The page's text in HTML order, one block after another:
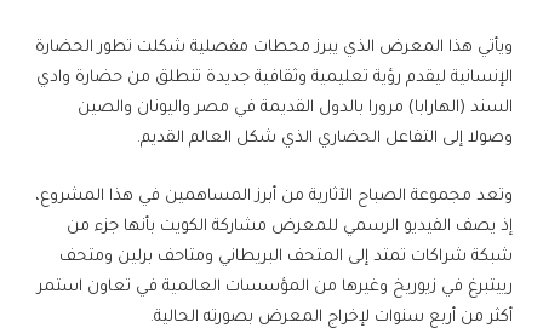
ويأتي هذا المعرض الذي يبرز محطات مفصلية شكلت تطور الحضارة
الإنسانية ليقدم رؤية تعليمية وثقافية جديدة تنطلق من حضارة وادي
السند (الهارابا) مرورا بالدول القديمة في مصر واليونان والصين
وصولا إلى التفاعل الحضاري الذي شكل العالم القديم.
وتعد مجموعة الصباح الآثارية من أبرز المساهمين في هذا المشروع،
إذ يصف الفيديو الرسمي للمعرض مشاركة الكويت بأنها جزء من
شبكة شراكات تمتد إلى المتحف البريطاني ومتاحف برلين ومتحف
رييتبرغ في زيوريخ وغيرها من المؤسسات العالمية في تعاون استمر
أكثر من أربع سنوات لإخراج المعرض بصورته الحالية.